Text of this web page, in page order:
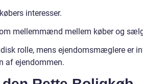
interesser.
mellemmænd mellem køber og
rolle, mens ejendomsmæglere er
af ejendommen.